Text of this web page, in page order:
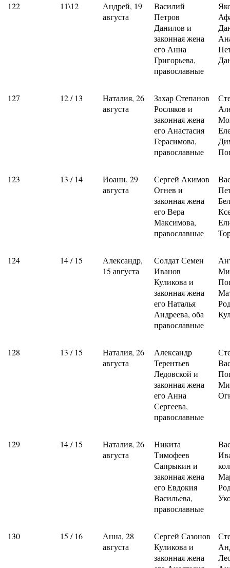
122 11\12
Андрей, 19
августа
Василий
Петров
Данилов и
законная жена
его Анна
Григорьева,
православные
127 12 / 13
Наталия, 26
августа
Захар Степанов
Росляков и
законная жена
его Анастасия
Герасимова,
православные
123 13 / 14
Иоанн, 29
августа
Сергей Акимов
Огнев и
законная жена
его Вера
Максимова,
православные
124 14 / 15
Александр,
15 августа
Солдат Семен
Иванов
Куликова и
законная жена
его Наталья
Андреева, оба
православные
128 13 / 15
Наталия, 26
августа
Александр
Терентьев
Ледовской и
законная жена
его Анна
Сергеева,
православные
129 14 / 15
Наталия, 26
августа
Никита
Тимофеев
Сапрыкин и
законная жена
его Евдокия
Васильева,
православные
130 15 / 16
Анна, 28
августа
Сергей Сазонов
Куликова и
законная жена